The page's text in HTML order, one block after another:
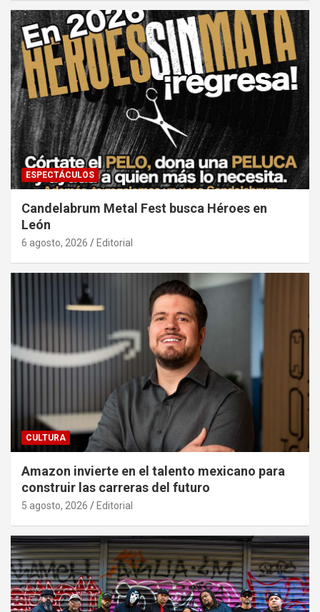
ESPECTÁCULOS
Candelabrum Metal Fest busca Héroes en
León
6 agosto, 2026 Editorial
CULTURA
Amazon invierte en el talento mexicano para
construir las carreras del futuro
5 agosto, 2026 Editorial